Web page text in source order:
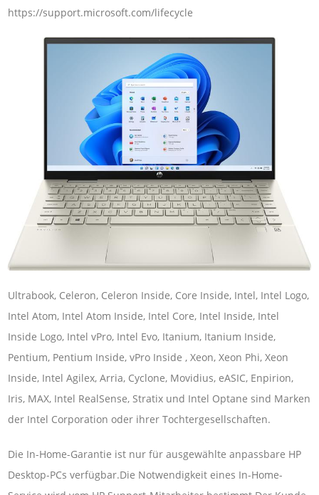
https://support.microsoft.com/lifecycle
Ultrabook, Celeron, Celeron Inside, Core Inside, Intel, Intel Logo,
Intel Atom, Intel Atom Inside, Intel Core, Intel Inside, Intel
Inside Logo, Intel vPro, Intel Evo, Itanium, Itanium Inside,
Pentium, Pentium Inside, vPro Inside , Xeon, Xeon Phi, Xeon
Inside, Intel Agilex, Arria, Cyclone, Movidius, eASIC, Enpirion,
Iris, MAX, Intel RealSense, Stratix und Intel Optane sind Marken
der Intel Corporation oder ihrer Tochtergesellschaften.
Die In-Home-Garantie ist nur für ausgewählte anpassbare HP
Desktop-PCs verfügbar.Die Notwendigkeit eines In-Home-